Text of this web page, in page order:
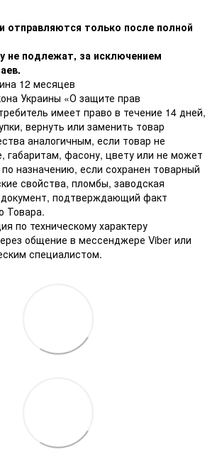
отправляются только после полной
не подлежат, за исключением
12 месяцев
Украины «О защите прав
имеет право в течение 14 дней,
вернуть или заменить товар
аналогичным, если товар не
габаритам, фасону, цвету или не может
назначению, если сохранен товарный
свойства, пломбы, заводская
документ, подтверждающий факт
Товара.
по техническому характеру
общение в мессенджере Viber или
специалистом.